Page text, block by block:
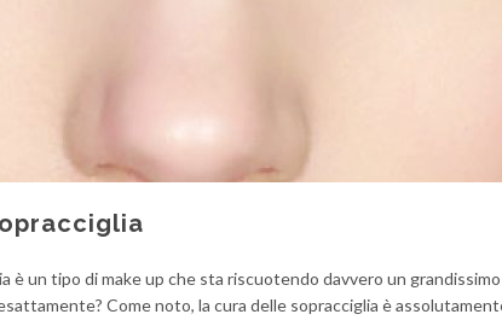
è un tipo di make up che sta riscuotendo davvero un
Come noto, la cura delle sopracciglia è